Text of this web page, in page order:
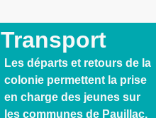
Transport
Les départs et retours de la
colonie permettent la prise
en charge des jeunes sur
les communes de Pauillac,